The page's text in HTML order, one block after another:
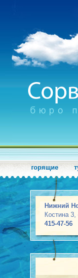
горящие
Нижний
Костина
415-47-56